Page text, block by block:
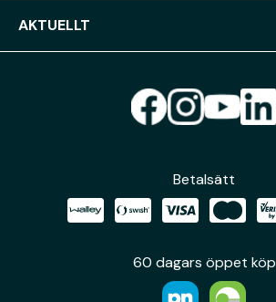
AKTUELLT
Betalsätt
60 dagars öppet köp